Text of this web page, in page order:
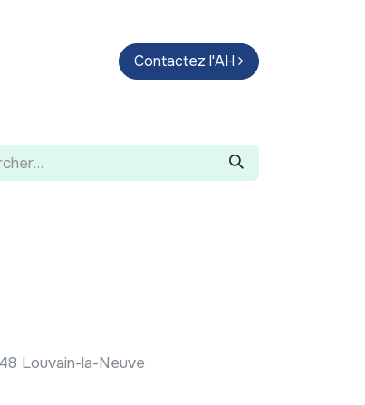
Parcours d'artistes Guide
Contactez l'AH
Louvain-la-Neuve